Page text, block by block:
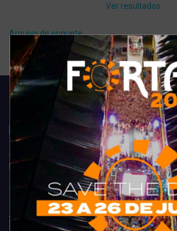
Ver resultados
Arquivo de enquete
Acompanhe todas as novidades do
Fortaleza. Dicas, promoções, coberturas